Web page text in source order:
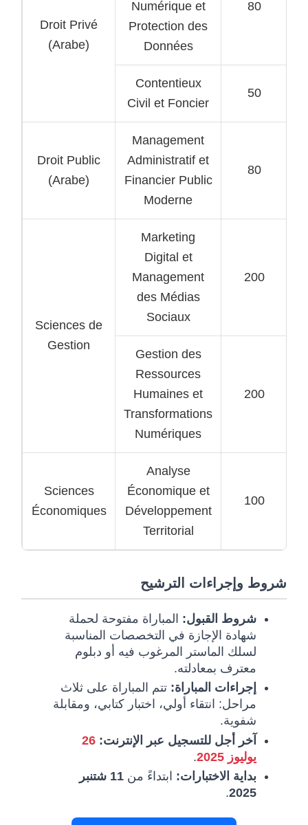
Droit Privé
(Arabe)
Numérique et
Protection des
Données
80
Contentieux
Civil et Foncier
50
Droit Public
(Arabe)
Management
Administratif et
Financier Public
Moderne
80
Sciences de
Gestion
Marketing
Digital et
Management
des Médias
Sociaux
200
Gestion des
Ressources
Humaines et
Transformations
Numériques
200
Sciences
Économiques
Analyse
Économique et
Développement
Territorial
100
شروط وإجراءات الترشيح
شروط القبول: المباراة مفتوحة لحملة
شهادة الإجازة في التخصصات المناسبة
لسلك الماستر المرغوب فيه أو دبلوم
معترف بمعادلته.
إجراءات المباراة: تتم المباراة على ثلاث
مراحل: انتقاء أولي، اختبار كتابي، ومقابلة
شفوية.
آخر أجل للتسجيل عبر الإنترنت: 26
يوليوز 2025
.
بداية الاختبارات: ابتداءً من
11 شتنبر
2025
.